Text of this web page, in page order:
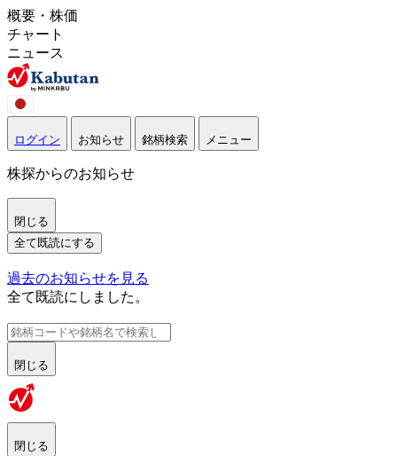
概要・株価
チャート
ニュース
ログイン お知らせ 銘柄検索 メニュー
株探からのお知らせ
閉じる
全て既読にする
過去のお知らせを見る
全て既読にしました。
閉じる
閉じる